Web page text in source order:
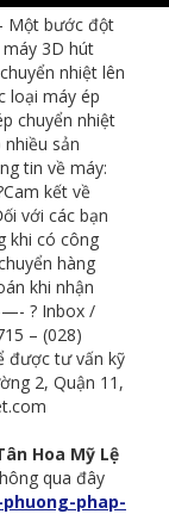
Một bước đột
3D hút
nhiệt lên
loại máy ép
chuyển nhiệt
sản
tin về máy:
kết về
với các bạn
khi có công
hàng
khi nhận
? Inbox /
– (028)
được tư vấn kỹ
2, Quận 11,
Hoa Mỹ Lệ
qua đây
phap-